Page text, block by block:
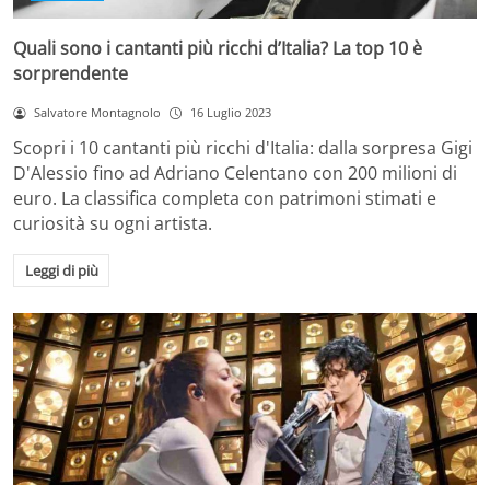
Quali sono i cantanti più ricchi d’Italia? La top 10 è
sorprendente
Salvatore Montagnolo 16 Luglio 2023
Scopri i 10 cantanti più ricchi d'Italia: dalla sorpresa Gigi
D'Alessio fino ad Adriano Celentano con 200 milioni di
euro. La classifica completa con patrimoni stimati e
curiosità su ogni artista.
Leggi di più